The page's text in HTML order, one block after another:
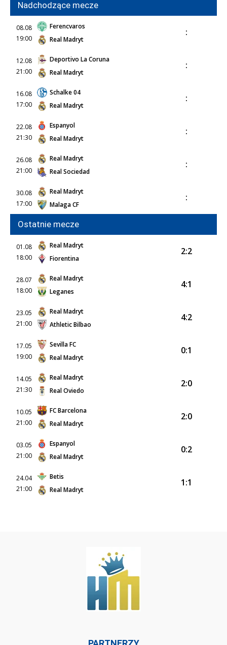
Nadchodzące mecze
08.08
19:00
Ferencvaros
Real Madryt
:
12.08
21:00
Deportivo La Coruna
Real Madryt
:
16.08
17:00
Schalke 04
Real Madryt
:
22.08
21:30
Espanyol
Real Madryt
:
26.08
21:00
Real Madryt
Real Sociedad
:
30.08
17:00
Real Madryt
Malaga CF
:
Ostatnie mecze
01.08
18:00
Real Madryt
Fiorentina
2:2
28.07
18:00
Real Madryt
Leganes
4:1
23.05
21:00
Real Madryt
Athletic Bilbao
4:2
17.05
19:00
Sevilla FC
Real Madryt
0:1
14.05
21:30
Real Madryt
Real Oviedo
2:0
10.05
21:00
FC Barcelona
Real Madryt
2:0
03.05
21:00
Espanyol
Real Madryt
0:2
24.04
21:00
Betis
Real Madryt
1:1